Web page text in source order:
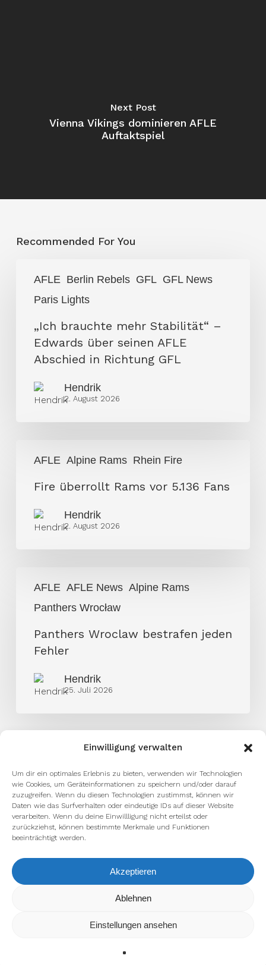
Einwilligung verwalten
Um dir ein optimales Erlebnis zu bieten, verwenden wir Technologien
wie Cookies, um Geräteinformationen zu speichern und/oder darauf
zuzugreifen. Wenn du diesen Technologien zustimmst, können wir
Daten wie das Surfverhalten oder eindeutige IDs auf dieser Website
verarbeiten. Wenn du deine Einwillligung nicht erteilst oder
zurückziehst, können bestimmte Merkmale und Funktionen
beeinträchtigt werden.
Akzeptieren
Ablehnen
Einstellungen ansehen
Next Post
Vienna Vikings dominieren AFLE
Auftaktspiel
Recommended For You
AFLE Berlin Rebels GFL GFL News
Paris Lights
brauchte
mehr
Stabilität“
Edwards
seinen
AFLE
Abschied
Richtung
„Ich brauchte mehr Stabilität“ –
Edwards über seinen AFLE
Abschied in Richtung GFL
Hendrik
2. August 2026
AFLE Alpine Rams Rhein Fire
überrollt
Rams
5.136
Fans
Fire überrollt Rams vor 5.136 Fans
Hendrik
2. August 2026
AFLE AFLE News Alpine Rams
Panthers Wrocław
Wroclaw
bestrafen
Fehler
Panthers Wroclaw bestrafen jeden
Fehler
Hendrik
25. Juli 2026
Wir verwenden Cookies, um dir die bestmögliche Erfahrung
wir verwenden oder sie ausschalten.